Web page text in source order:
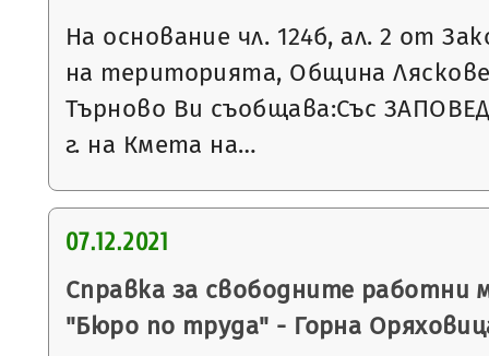
На основание чл. 124б, ал. 2 от
на територията, Община
Търново Ви съобщава:Със
г. на Кмета на…
07.12.2021
Справка за свободните работни
"Бюро по труда" - Горна